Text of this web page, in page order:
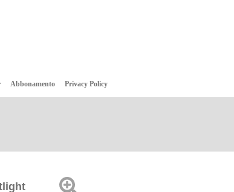
Abbonamento Privacy Policy